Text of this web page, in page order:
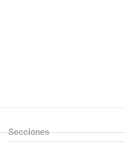
Secciones